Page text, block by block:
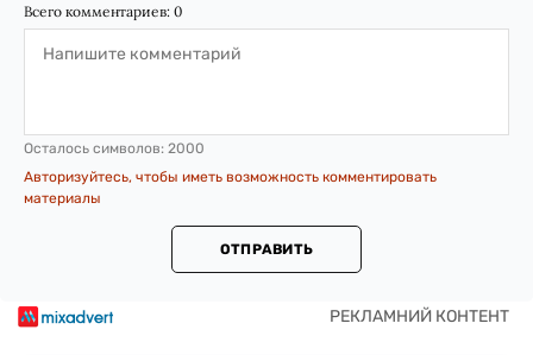
Всего комментариев: 0
Осталось символов: 2000
Авторизуйтесь, чтобы иметь возможность комментировать
материалы
ОТПРАВИТЬ